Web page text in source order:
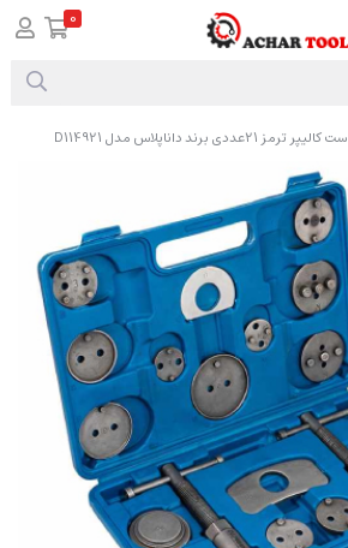
ست کالیپر ترمز 21عددی برند داناپلاس مدل D114921
0